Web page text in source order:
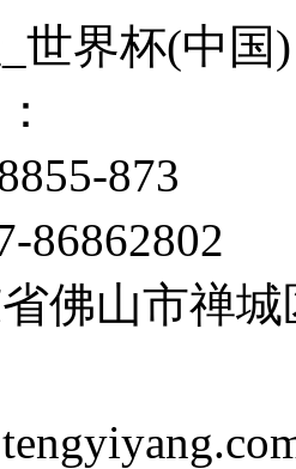
世界杯(中国)
873
86862802
佛山市禅